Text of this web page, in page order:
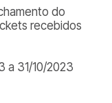
do
recebidos
a 31/10/2023